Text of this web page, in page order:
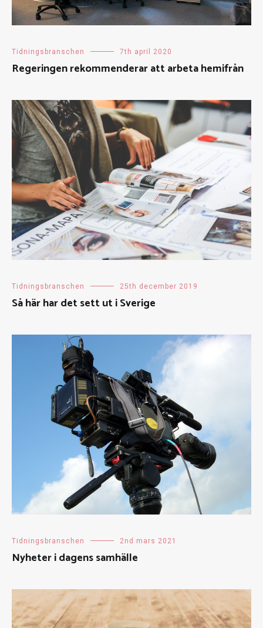
Tidningsbranschen 7th april 2020
Regeringen rekommenderar att arbeta hemifrån
Tidningsbranschen 25th december 2019
Så här har det sett ut i Sverige
Tidningsbranschen 2nd mars 2021
Nyheter i dagens samhälle